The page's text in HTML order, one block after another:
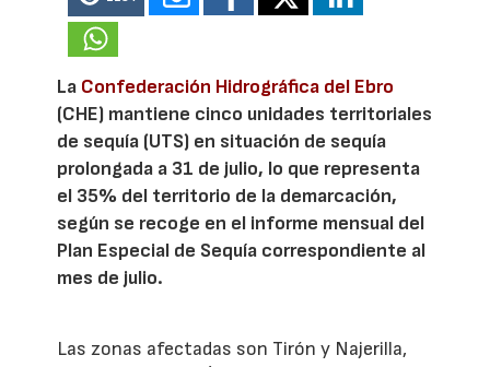
La Confederación Hidrográfica del Ebro
(CHE) mantiene cinco unidades territoriales
de sequía (UTS) en situación de sequía
prolongada a 31 de julio, lo que representa
el 35% del territorio de la demarcación,
según se recoge en el informe mensual del
Plan Especial de Sequía correspondiente al
mes de julio.
Las zonas afectadas son Tirón y Najerilla,